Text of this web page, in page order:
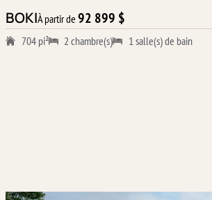
BOKIÀ partir de 92 899 $
704 pi² 2 chambre(s) 1 salle(s) de bain